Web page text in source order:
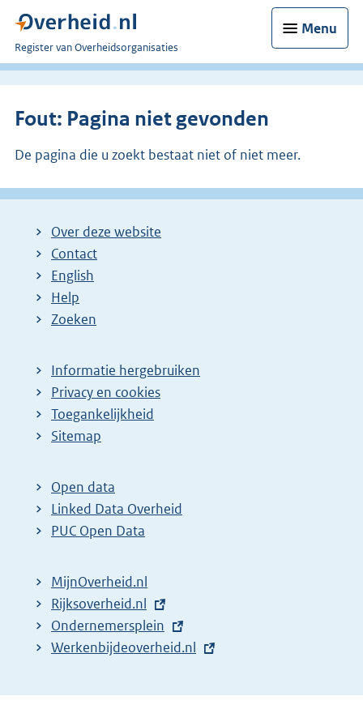
Menu
U
bent
Register van Overheidsorganisaties
Fout: Pagina niet gevonden
De pagina die u zoekt bestaat niet of niet meer.
Over deze website
Contact
English
Help
Zoeken
Informatie hergebruiken
Privacy en cookies
Toegankelijkheid
Sitemap
Open data
Linked Data Overheid
PUC Open Data
MijnOverheid.nl
E
x
t
r
Rijksoverheid.nl
E
x
e
Ondernemersplein
E
t
Werkenbijdeoverheid.nl